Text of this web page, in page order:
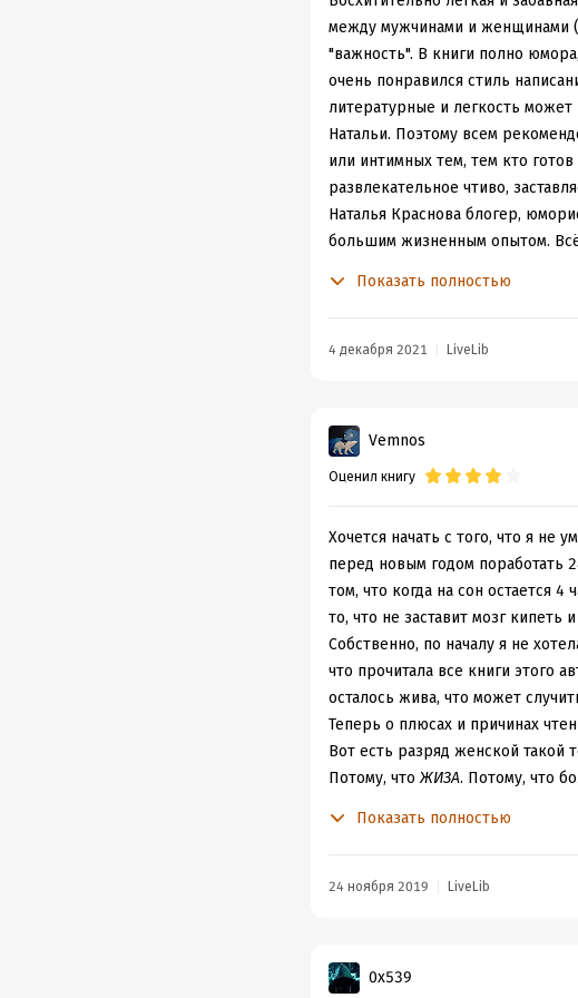
между мужчинами и женщинами
"важность". В книги полно
очень понравился стиль
литературные и легкость
Натальи. Поэтому всем
или интимных тем, тем кто
развлекательное чтиво,
Наталья Краснова блогер,
большим жизненным опытом. Всё
Показать полностью
4 декабря 2021 LiveLib
Vemnos
Оценил книгу
Хочется начать с того, что я
перед новым годом поработать
том, что когда на сон остается
то, что не заставит мозг кипеть
Собственно, по началу я не
что прочитала все книги этого
осталось жива, что может
Теперь о плюсах и причинах
Вот есть разряд женской такой
Потому, что ЖИЗА. Потому, что
строчкам, при этом не теряя
разбирать её подробно, то
Во-первых это письма. Письма и
Показать полностью
24 ноября 2019 LiveLib
0x539